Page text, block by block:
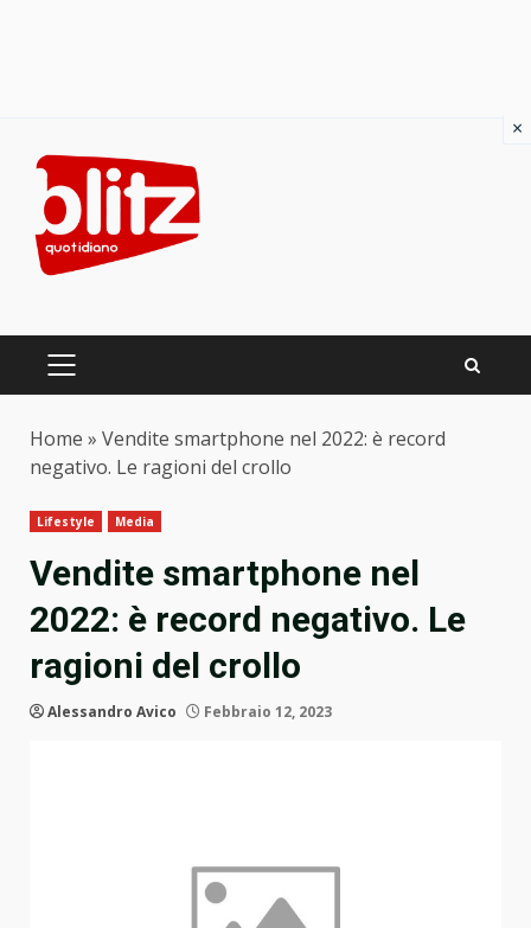
content
PRIMARY
Home » Vendite smartphone nel 2022: è record
negativo. Le ragioni del crollo
Lifestyle Media
Vendite smartphone nel
2022: è record negativo. Le
ragioni del crollo
Alessandro Avico Febbraio 12, 2023
×